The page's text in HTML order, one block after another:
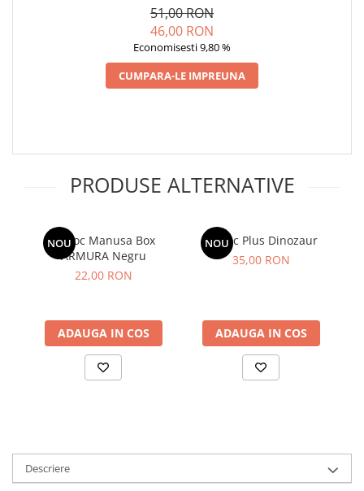
51,00 RON
46,00 RON
Economisesti 9,80 %
CUMPARA-LE IMPREUNA
PRODUSE ALTERNATIVE
NOU
Breloc Manusa Box
ARMURA Negru
22,00 RON
ADAUGA IN COS
NOU
Breloc Plus Dinozaur
35,00 RON
ADAUGA IN COS
Descriere